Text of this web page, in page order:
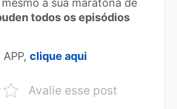
a sua maratona de
todos os episódios
clique aqui
Avalie esse post